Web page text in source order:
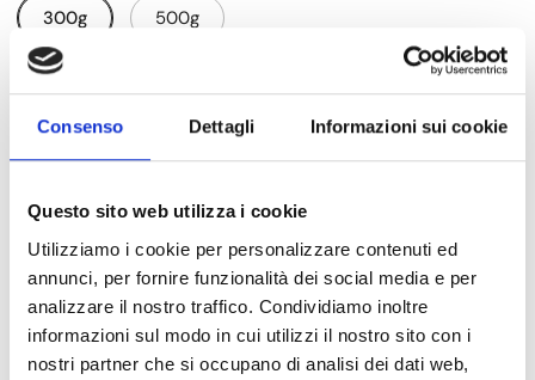
Consenso Dettagli Informazioni sui cookie
Questo sito web utilizza i cookie
Utilizziamo i cookie per personalizzare contenuti ed
annunci, per fornire funzionalità dei social media e per
analizzare il nostro traffico. Condividiamo inoltre
informazioni sul modo in cui utilizzi il nostro sito con i
nostri partner che si occupano di analisi dei dati web,
300g 500g
Ripieno
Verde Zucca Funghi Patate
Patate porri e pancetta Patate e salsiccia
Patate e funghi Porri Radicchio
Radicchio e gorgonzola